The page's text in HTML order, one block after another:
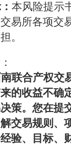
本风险提示
易所各项交
。
联合产权交
的收益不确
策。您在提
交易规则、
验、目标、